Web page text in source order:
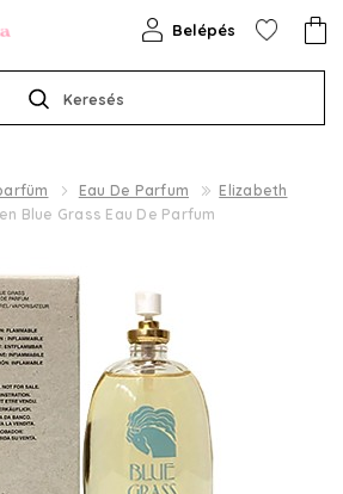
Keresés
Belépés
Eau De Parfum
Elizabeth
Blue Grass Eau De Parfum